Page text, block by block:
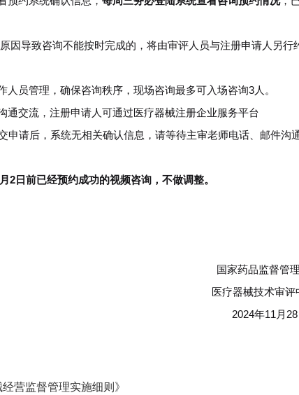
导致咨询不能按时完成的，将由审评人员与注册申请人另行
员管理，确保咨询秩序，现场咨询最多可入场咨询3人。
交流，注册申请人可通过医疗器械注册企业服务平台
申请后，系统无相关确认信息，请等待主审老师电话、邮件沟
2日前已经预约成功的视频咨询，不做调整。
国家药品监督管
医疗器械技术审评
2024年11月
营监督管理实施细则》